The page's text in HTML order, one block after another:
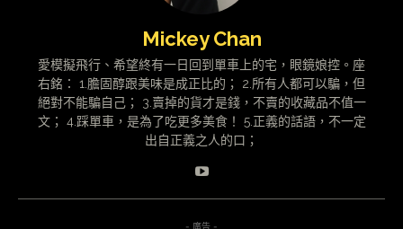
Mickey Chan
愛模擬飛行、希望終有一日回到單車上的宅，眼鏡娘控。座
右銘： 1.膽固醇跟美味是成正比的； 2.所有人都可以騙，但
絕對不能騙自己； 3.賣掉的貨才是錢，不賣的收藏品不值一
文； 4.踩單車，是為了吃更多美食！ 5.正義的話語，不一定
出自正義之人的口；
- 廣告 -